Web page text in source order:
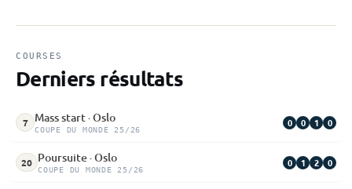
COURSES
Derniers résultats
7 Mass start · Oslo
COUPE DU MONDE 25/26
0 0 1 0
20 Poursuite · Oslo
COUPE DU MONDE 25/26
0 1 2 0